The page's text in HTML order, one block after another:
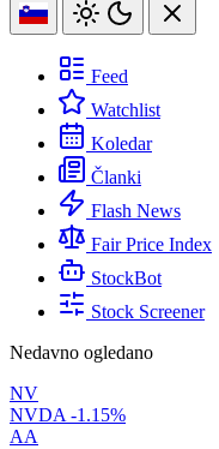
Feed
Watchlist
Koledar
Članki
Flash News
Fair Price Index
StockBot
Stock Screener
Nedavno ogledano
NV
NVDA -1.15%
AA